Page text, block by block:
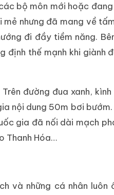
bộ môn mới hoặc
mẻ nhưng đã mang về
đi đầy tiềm năng.
thế mạnh khi giành
đường đua xanh, kình
nội dung 50m bơi
gia đã nối dài mạch
Thanh Hóa…
và những cá nhân luôn